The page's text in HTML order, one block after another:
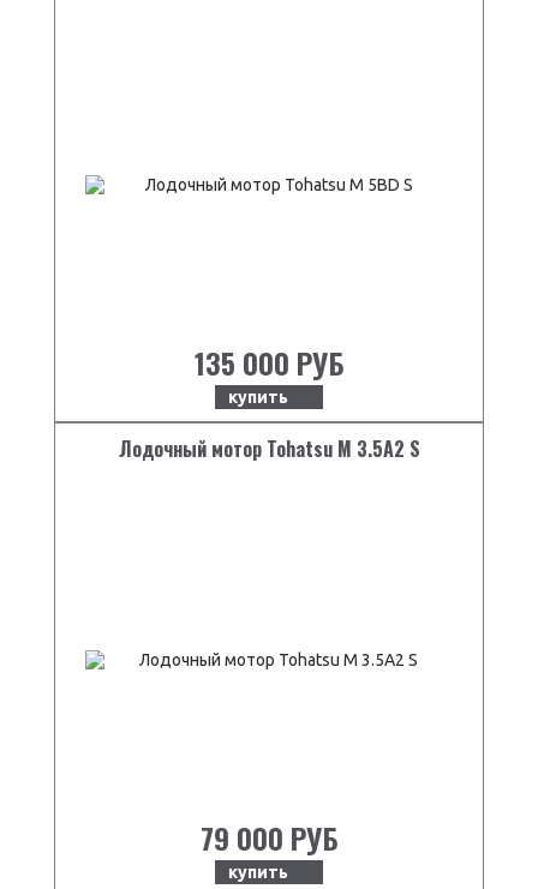
135 000 РУБ
купить
Лодочный мотор Tohatsu M 3.5A2 S
79 000 РУБ
купить